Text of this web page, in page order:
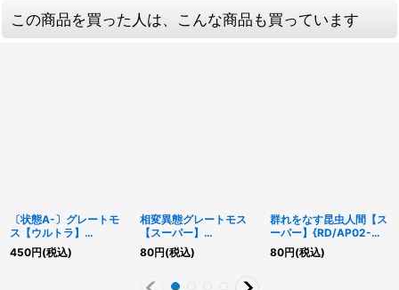
この商品を買った人は、こんな商品も買っています
〔状態A-〕グレートモ
ス【ウルトラ】
{RD/AP02-JP035}
《RDモンスター》
450円(税込)
相変異態グレートモス
【スーパー】
{RD/AP02-JP032}
《RDフュージョン》
80円(税込)
群れをなす昆虫人間【ス
ーパー】{RD/AP02-
JP040}《RDモンスタ
ー》
80円(税込)